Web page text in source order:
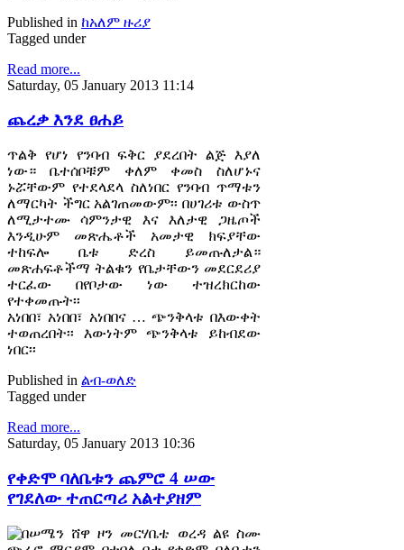
Published in ከአለም ዙሪያ
Tagged under
Read more...
Saturday, 05 January 2013 11:14
ጨረቃ እንደ ፀሐይ
ጥልቅ የሆነ የንባብ ፍቅር ያደረበት ልጅ እያለ
ነው። ቤተሰቦቹም ቀለም ቀመስ ስለሆኑና
ኑሯቸውም የተደላደላ ስለነበር የንባብ ጥማቱን
ለማርካት ችግር አልገጠመውም፡፡ በሀገሪቱ ውስጥ
ለሚታተሙ ሳምንታዊ እና እለታዊ ጋዜጦች
እንዲሁም መጽሔቶች አመታዊ ክፍያቸው
ተከፍሎ ቤቱ ድረስ ይመጡለታል።
መጽሐፍቶችማ ትልቁን የቤታቸውን መደርደሪያ
ተርፈው በየቦታው ነው ተዝረክርከው
የተቀመጡት፡፡
አነበበ፣ አነበበ፣ አነበበና … ጭንቅላቱ በእውቀት
ተወጠረበት፡፡ እውነትም ጭንቅላቱ ይከብደው
ነበር፡፡
Published in ልብ-ወለድ
Tagged under
Read more...
Saturday, 05 January 2013 10:36
የቀድሞ ባለቤቱን ጨምሮ 4 ሠው
የገደለው ተጠርጣሪ አልተያዘም
በሠሜን ሸዋ ዞን መርሃቤቴ ወረዳ ልዩ ስሙ